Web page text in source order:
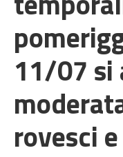
11/07 si
rovesci